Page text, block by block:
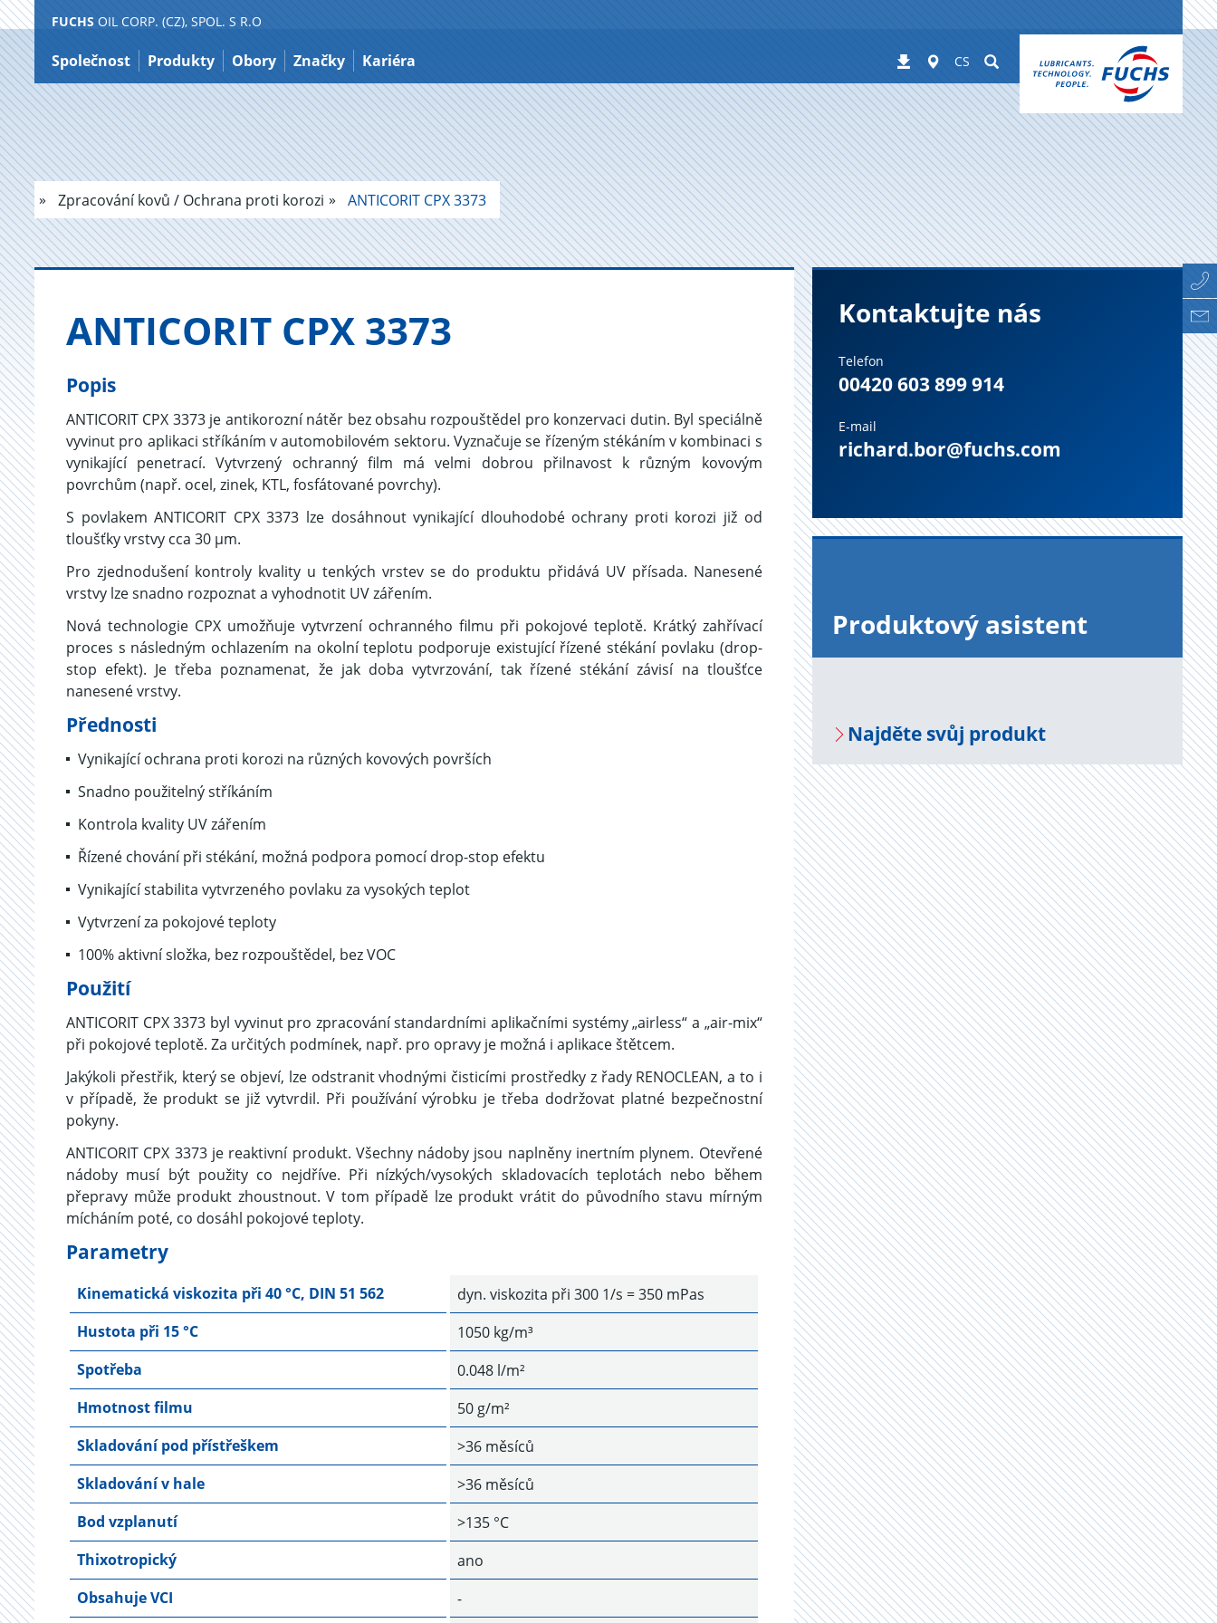
Přeskočit
na
obsah
FUCHS OIL CORP. (CZ), SPOL. S R.O
Společnost Produkty Obory Značky Kariéra StahováníWorldwide
CS Suchen
Zpracování kovů / Ochrana proti korozi ANTICORIT CPX 3373
AN­TI­CO­RIT CPX 3373
Popis
ANTICORIT CPX 3373 je antikorozní nátěr bez obsahu rozpouštědel pro konzervaci dutin. Byl speciálně
vyvinut pro aplikaci stříkáním v automobilovém sektoru. Vyznačuje se řízeným stékáním v kombinaci s
vynikající penetrací. Vytvrzený ochranný film má velmi dobrou přilnavost k různým kovovým
povrchům (např. ocel, zinek, KTL, fosfátované povrchy).
S povlakem ANTICORIT CPX 3373 lze dosáhnout vynikající dlouhodobé ochrany proti korozi již od
tloušťky vrstvy cca 30 μm.
Pro zjednodušení kontroly kvality u tenkých vrstev se do produktu přidává UV přísada. Nanesené
vrstvy lze snadno rozpoznat a vyhodnotit UV zářením.
Nová technologie CPX umožňuje vytvrzení ochranného filmu při pokojové teplotě. Krátký zahřívací
proces s následným ochlazením na okolní teplotu podporuje existující řízené stékání povlaku (drop-
stop efekt). Je třeba poznamenat, že jak doba vytvrzování, tak řízené stékání závisí na tloušťce
nanesené vrstvy.
Přednosti
Vynikající ochrana proti korozi na různých kovových površích
Snadno použitelný stříkáním
Kontrola kvality UV zářením
Řízené chování při stékání, možná podpora pomocí drop-stop efektu
Vynikající stabilita vytvrzeného povlaku za vysokých teplot
Vytvrzení za pokojové teploty
100% aktivní složka, bez rozpouštědel, bez VOC
Použití
ANTICORIT CPX 3373 byl vyvinut pro zpracování standardními aplikačními systémy „airless“ a „air-mix“
při pokojové teplotě. Za určitých podmínek, např. pro opravy je možná i aplikace štětcem.
Jakýkoli přestřik, který se objeví, lze odstranit vhodnými čisticími prostředky z řady RENOCLEAN, a to i
v případě, že produkt se již vytvrdil. Při používání výrobku je třeba dodržovat platné bezpečnostní
pokyny.
ANTICORIT CPX 3373 je reaktivní produkt. Všechny nádoby jsou naplněny inertním plynem. Otevřené
nádoby musí být použity co nejdříve. Při nízkých/vysokých skladovacích teplotách nebo během
přepravy může produkt zhoustnout. V tom případě lze produkt vrátit do původního stavu mírným
mícháním poté, co dosáhl pokojové teploty.
Parametry
Kinematická viskozita při 40 °C, DIN 51 562
dyn. viskozita při 300 1/s = 350 mPas
Hustota při 15 °C
1050 kg/m³
Spotřeba
0.048 l/m²
Hmotnost filmu
50 g/m²
Skladování pod přístřeškem
>36 měsíců
Skladování v hale
>36 měsíců
Bod vzplanutí
>135 °C
Thixotropický
ano
Obsahuje VCI
-
Kontaktujte nás
Telefon
00420 603 899 914
E-mail
richard.bor@fuchs.com
Pro­duk­to­vý asi­s­tent
Na­jdě­te svůj pro­dukt